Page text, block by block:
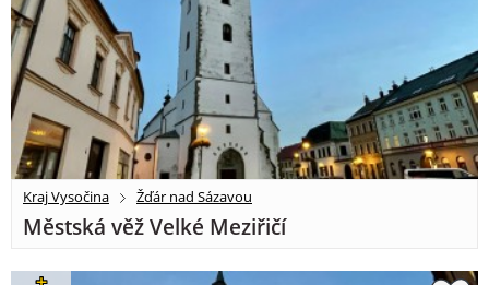
Kraj Vysočina Žďár nad Sázavou
Městská věž Velké Meziřičí